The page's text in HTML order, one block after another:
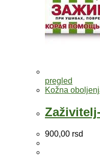
pregled
Kožna
900,00 rsd